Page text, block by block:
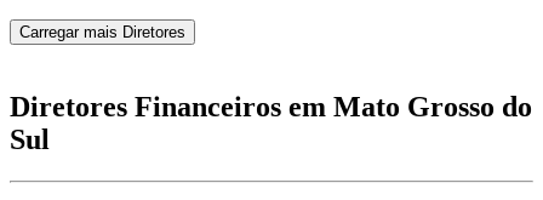
Carregar mais Diretores
Diretores Financeiros em Mato Grosso do
Sul